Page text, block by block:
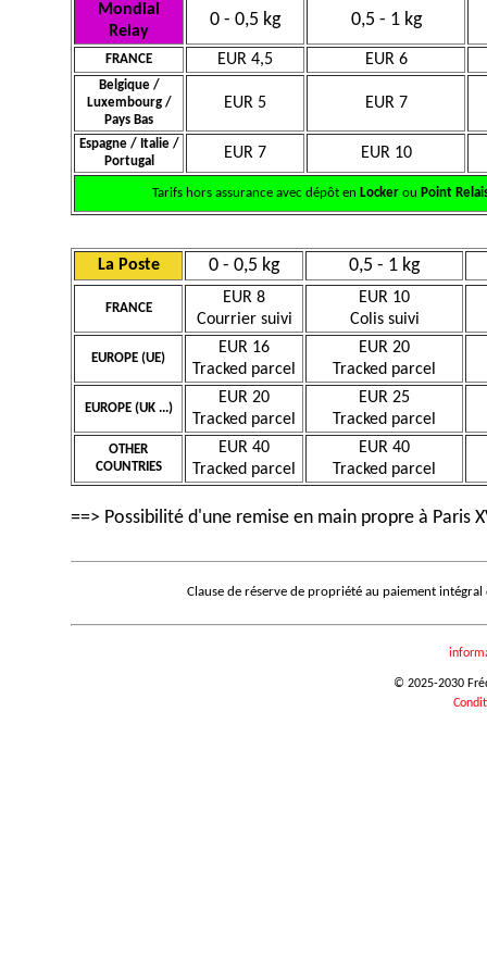
Mondial
Relay
0 - 0,5 kg 0,5 - 1 kg
FRANCE EUR 4,5 EUR 6
Belgique /
Luxembourg /
Pays Bas
EUR 5 EUR 7
Espagne / Italie /
Portugal
EUR 7 EUR 10
Tarifs hors assurance avec dépôt en Lockerou Point
La Poste 0 - 0,5 kg 0,5 - 1 kg
FRANCE
EUR 8
Courrier suivi
EUR 10
Colis suivi
EUROPE (UE)
EUR 16
Tracked parcel
EUR 20
Tracked parcel
EUROPE (UK ...)
EUR 20
Tracked parcel
EUR 25
Tracked parcel
OTHER
COUNTRIES
EUR 40
Tracked parcel
EUR 40
Tracked parcel
==> Possibilité d'une remise en main propre à Paris
Clause de réserve de propriété au paiement
© 2025-2030